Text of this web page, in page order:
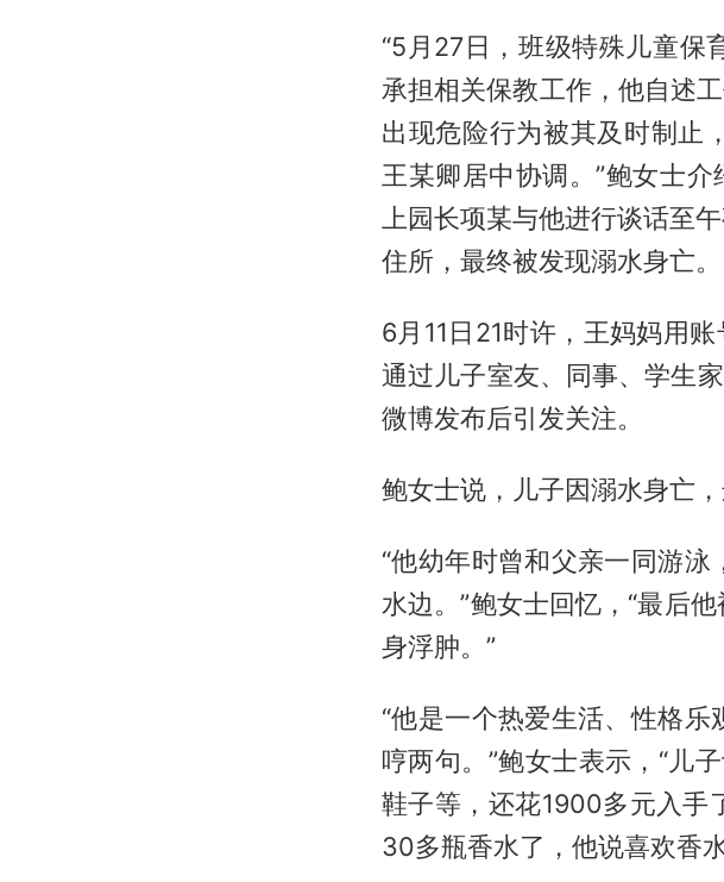
“5月27日，班级特殊儿童保
承担相关保教工作，他自述
出现危险行为被其及时制止
王某卿居中协调。”鲍女士
上园长项某与他进行谈话至
住所，最终被发现溺水身亡。
6月11日21时许，王妈妈用
通过儿子室友、同事、学生
微博发布后引发关注。
鲍女士说，儿子因溺水身亡，
“他幼年时曾和父亲一同游
水边。”鲍女士回忆，“最后
身浮肿。”
“他是一个热爱生活、性格
哼两句。”鲍女士表示，“儿
鞋子等，还花1900多元入手
30多瓶香水了，他说喜欢香